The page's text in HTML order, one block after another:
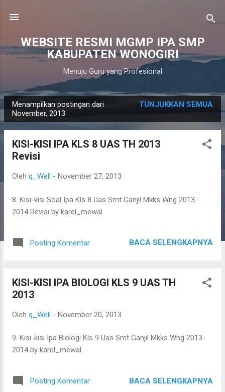
WEBSITE RESMI MGMP IPA SMP
KABUPATEN WONOGIRI
Menuju Guru yang Profesional
o
Menampilkan postingan dari
November, 2013
TUNJUKKAN SEMUA
KISI-KISI IPA KLS 8 UAS TH 2013
Revisi
Oleh q_Well - November 27, 2013
8. Kisi-kisi Soal Ipa Kls 8 Uas Smt Ganjil Mkks Wng 2013-
2014 Revisi by karel_mewal
Posting Komentar BACA SELENGKAPNYA
KISI-KISI IPA BIOLOGI KLS 9 UAS TH
2013
Oleh q_Well - November 20, 2013
9. Kisi-kisi Ipa Biologi Kls 9 Uas Smt Ganjil Mkks Wng 2013-
2014 by karel_mewal
Posting Komentar BACA SELENGKAPNYA